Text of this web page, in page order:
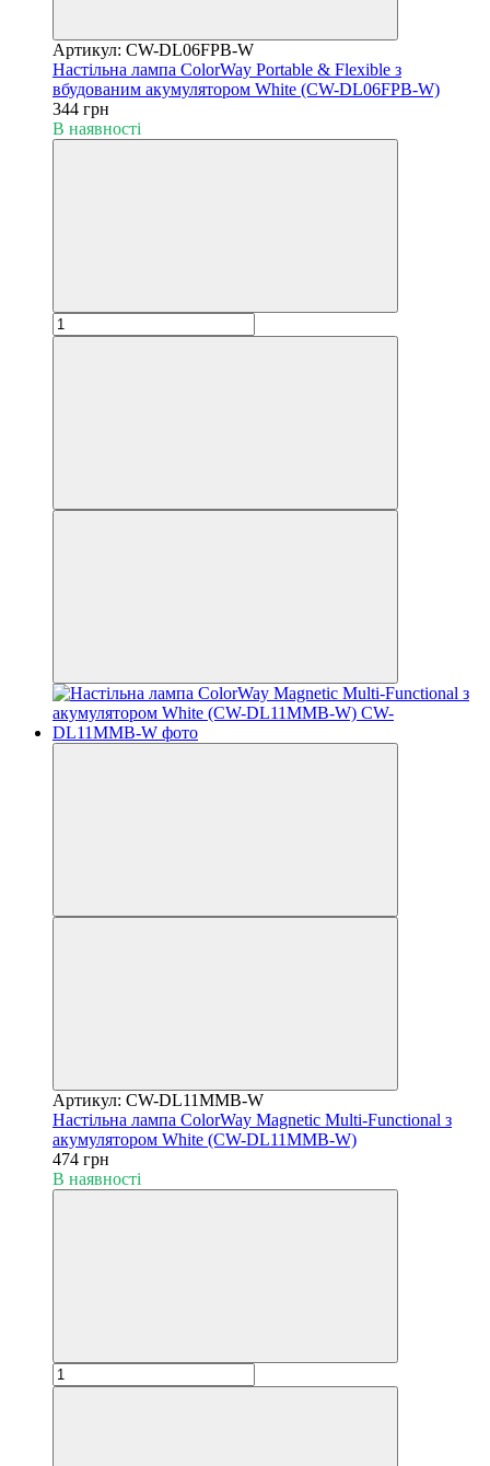
Артикул: CW-DL06FPB-W
Настільна лампа ColorWay Portable & Flexible з
вбудованим акумулятором White (CW-DL06FPB-W)
344 грн
В наявності
Артикул: CW-DL11MMB-W
Настільна лампа ColorWay Magnetic Multi-Functional з
акумулятором White (CW-DL11MMB-W)
474 грн
В наявності